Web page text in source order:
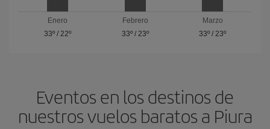
Enero
33º/ 22º
Febrero
33º/ 23º
Marzo
33º / 23º
Eventos en los destinos de
nuestros vuelos baratos a Piura